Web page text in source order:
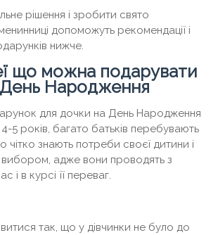
рішення і зробити свято
допоможуть рекомендації і
нижче.
що можна подарувати
День Народження
для дочки на День Народження
5 років, багато батьків перебувають
чітко знають потреби своєї дитини і
вибором, адже вони проводять з
і в курсі її переваг.
так, що у дівчинки не було до